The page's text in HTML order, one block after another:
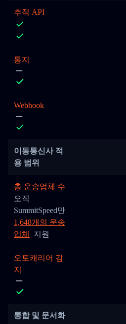
추적 API
통지
Webhook
이동통신사 적
용 범위
총 운송업체 수
오직
SummitSpeed만
1,648개의 운송
업체
지원
오토캐리어 감
지
통합 및 문서화